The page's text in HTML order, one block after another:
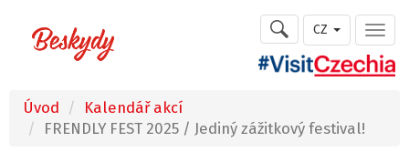
CZ
Úvod
Kalendář akcí
FRENDLY FEST 2025 / Jediný zážitkový festival!